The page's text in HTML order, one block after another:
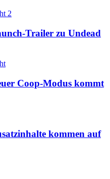
2
Trailer zu Undead
Coop-Modus kommt
kommen auf